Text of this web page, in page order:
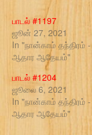
பாடல் #1197
ஜூன் 27, 2021
In "நான்காம் தந்திரம்
ஆதார ஆதேயம்"
பாடல் #1204
ஜூலை 6, 2021
In "நான்காம் தந்திரம்
ஆதார ஆதேயம்"